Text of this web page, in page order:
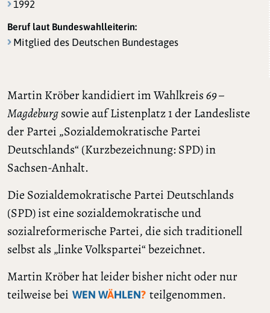
1992
Beruf laut Bundeswahlleiterin:
Mitglied des Deutschen Bundestages
Martin Kröber kandidiert im Wahlkreis69 –
Magdeburgsowie auf Listenplatz 1 der Landesliste
der Partei „Sozialdemokratische Partei
Deutschlands“ (Kurzbezeichnung: SPD) in
Sachsen-Anhalt.
Die Sozialdemokratische Partei Deutschlands
(SPD) ist eine sozialdemokratische und
sozialreformerische Partei, die sich traditionell
selbst als „linke Volkspartei“ bezeichnet.
Martin Kröber hat leider bisher nicht oder nur
teilweise bei WEN WÄHLEN? teilgenommen.